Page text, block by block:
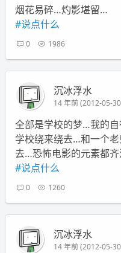
烟花易碎…灼影堪留…
#说点什么
0 1986
沉冰浮水
14 年前 (2012-05-
全部是学校的梦…我的
学校绕来绕去…和一个
去…恐怖电影的元素都
#说点什么
0 1260
沉冰浮水
14 年前 (2012-05-